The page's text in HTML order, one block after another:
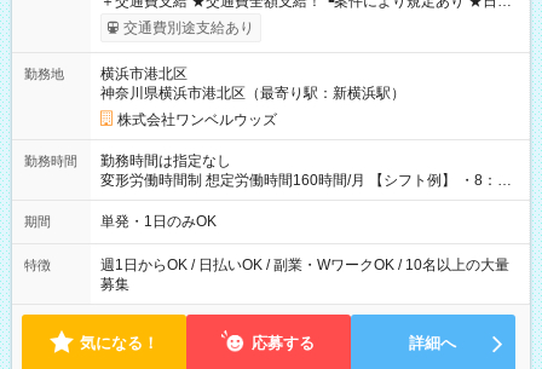
いOK！（規定あり） ┗働いたその日に現金GET♪ お仕事後はコ
ンビニATMから 日払い分を引き落とせます！ 【試用期間】試
交通費別途支給あり
勤務地
横浜市港北区
神奈川県横浜市港北区（最寄り駅：新横浜駅）
株式会社ワンベルウッズ
勤務時間
勤務時間は指定なし
変形労働時間制 想定労働時間160時間/月 【シフト例】 ・8：00
～21：00
期間 単発・1日のみOK
特徴
週1日からOK / 日払いOK / 副業・WワークOK / 10名以上の大量
募集
気になる！ 応募する 詳細へ